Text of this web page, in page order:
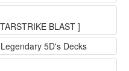
BLAST ]
Legendary 5D's Decks